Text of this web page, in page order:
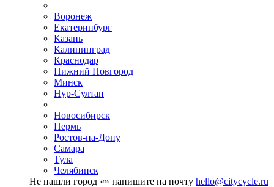
Воронеж
Екатеринбург
Казань
Калининград
Краснодар
Нижний Новгород
Минск
Нур-Султан
Новосибирск
Пермь
Ростов-на-Дону
Самара
Тула
Челябинск
Не нашли город «» напишите на почту hello@citycycle.ru